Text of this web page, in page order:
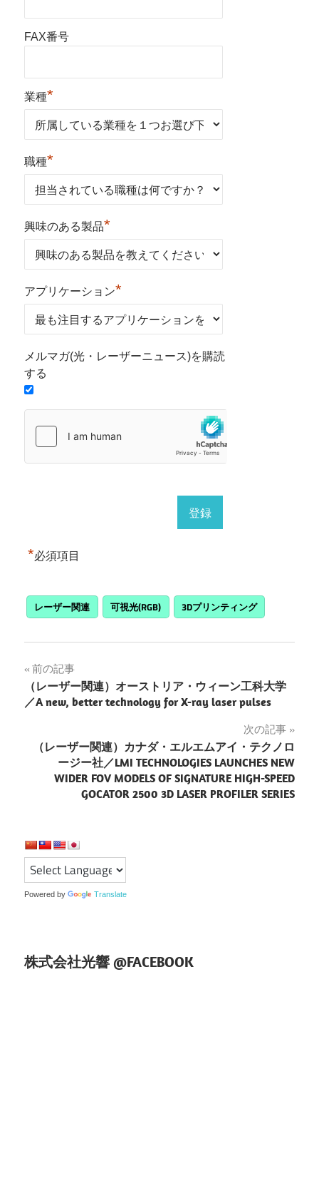
FAX番号
業種*
職種*
興味のある製品*
アプリケーション*
メルマガ(光・レーザーニュース)を購読
する
*必須項目
レーザー関連 可視光(RGB) 3Dプリンティング
投
稿
ビ
シ
ョ
ン
前の記事
（レーザー関連）オーストリア・ウィーン工科大学
／A new, better technology for X-ray laser pulses
次の記事
（レーザー関連）カナダ・エルエムアイ・テクノロ
ージー社／LMI TECHNOLOGIES LAUNCHES NEW
WIDER FOV MODELS OF SIGNATURE HIGH-SPEED
GOCATOR 2500 3D LASER PROFILER SERIES
Powered by Translate
株式会社光響 @FACEBOOK